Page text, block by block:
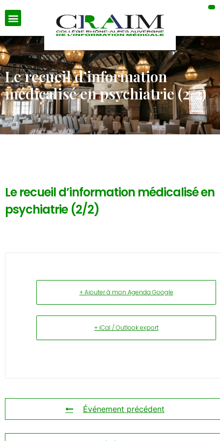
Le recueil d’information
médicalisé en psychiatrie (2/2)
Le recueil d’information médicalisé en
psychiatrie (2/2)
+ Ajouter à mon Agenda Google
+ iCal / Outlook export
Événement précédent